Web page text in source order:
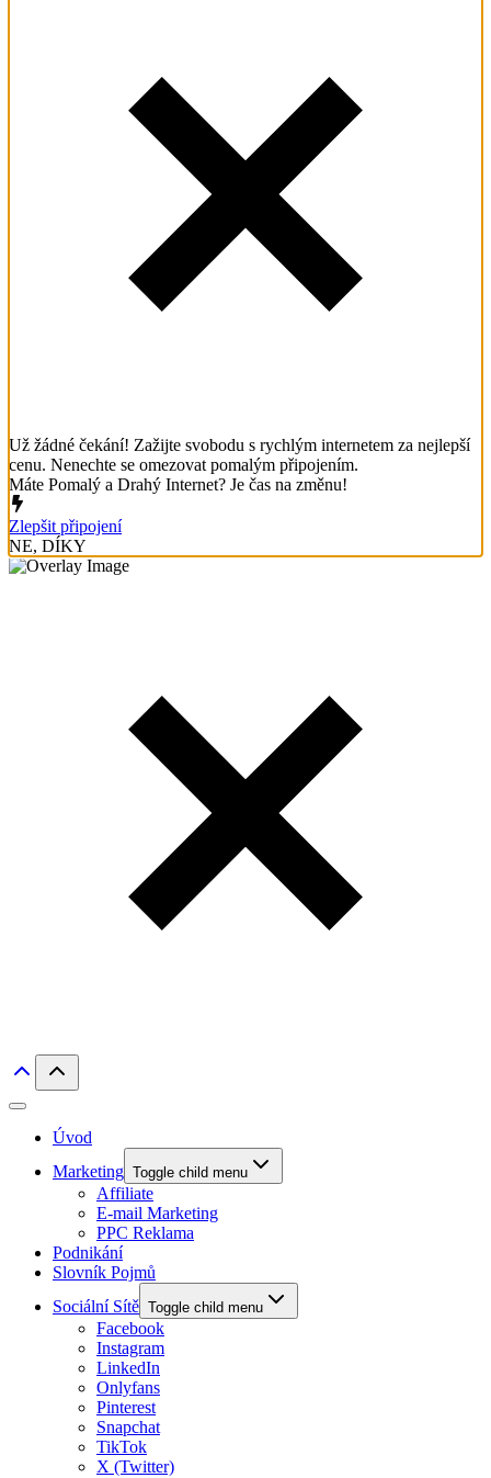
Už žádné čekání! Zažijte svobodu s rychlým internetem za nejlepší
cenu. Nenechte se omezovat pomalým připojením.
Máte Pomalý a Drahý Internet? Je čas na změnu!
Zlepšit připojení
NE, DÍKY
Úvod
Marketing Toggle child menu
Affiliate
E-mail Marketing
PPC Reklama
Podnikání
Slovník Pojmů
Sociální Sítě Toggle child menu
Facebook
Instagram
LinkedIn
Onlyfans
Pinterest
Snapchat
TikTok
X (Twitter)